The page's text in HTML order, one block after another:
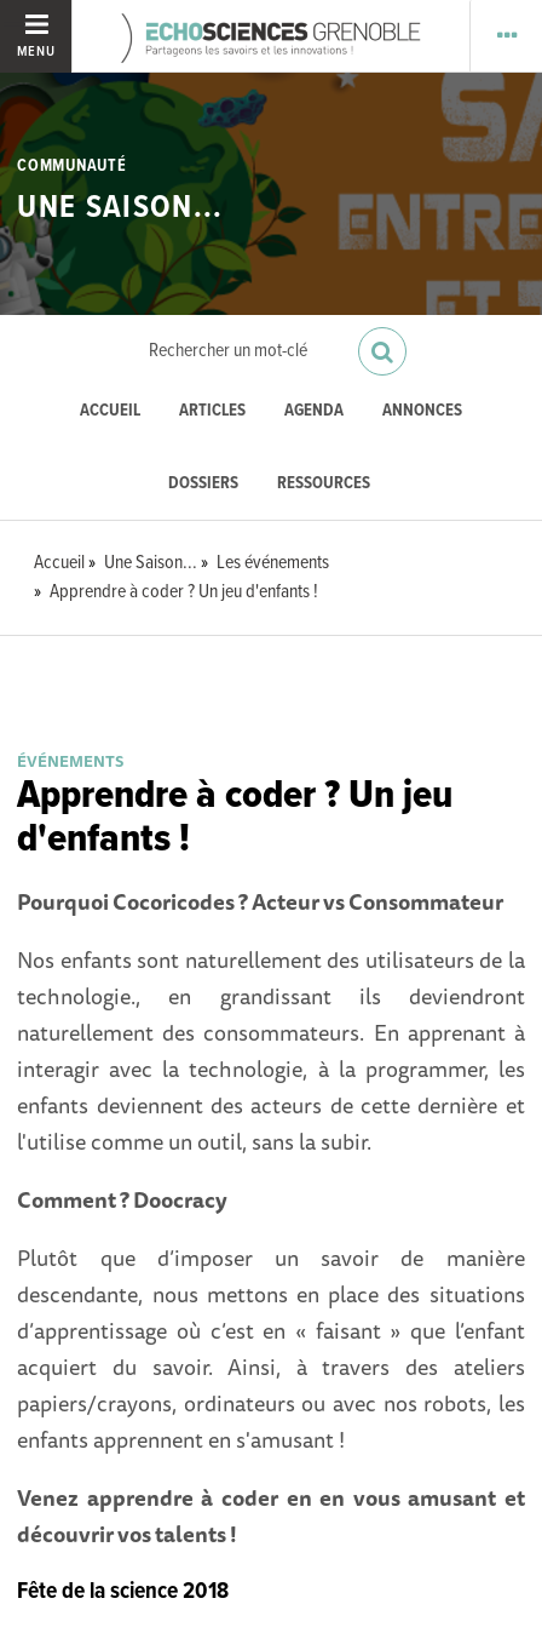
MENU
COMMUNAUTÉ
UNE SAISON...
ACCUEIL ARTICLES AGENDA ANNONCES
DOSSIERS RESSOURCES
Accueil Une Saison...
Les événements
Apprendre à coder ? Un jeu d'enfants !
ÉVÉNEMENTS
Apprendre à coder ? Un jeu
d'enfants !
Pourquoi Cocoricodes ? Acteur vs Consommateur
Nos enfants sont naturellement des utilisateurs de la
technologie., en grandissant ils deviendront
naturellement des consommateurs. En apprenant à
interagir avec la technologie, à la programmer, les
enfants deviennent des acteurs de cette dernière et
l'utilise comme un outil, sans la subir.
Comment ? Doocracy
Plutôt que d’imposer un savoir de manière
descendante, nous mettons en place des situations
d’apprentissage où c’est en « faisant » que l’enfant
acquiert du savoir. Ainsi, à travers des ateliers
papiers/crayons, ordinateurs ou avec nos robots, les
enfants apprennent en s'amusant !
Venez apprendre à coder en en vous amusant et
découvrir vos talents !
Fête de la science 2018